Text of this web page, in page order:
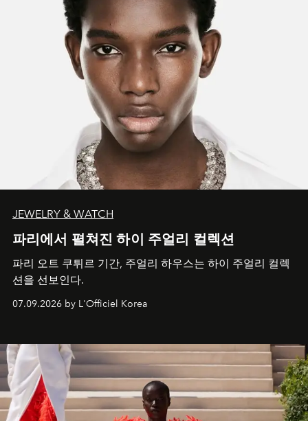
JEWELRY & WATCH
파리에서 펼쳐진 하이 주얼리 컬렉션
파리 오트 쿠튀르 기간, 주얼리 하우스는 하이 주얼리 컬렉
션을 선보인다.
07.09.2026 by L'Officiel Korea